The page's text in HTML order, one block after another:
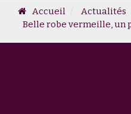
Accueil
Actualités
Belle robe vermeille, un